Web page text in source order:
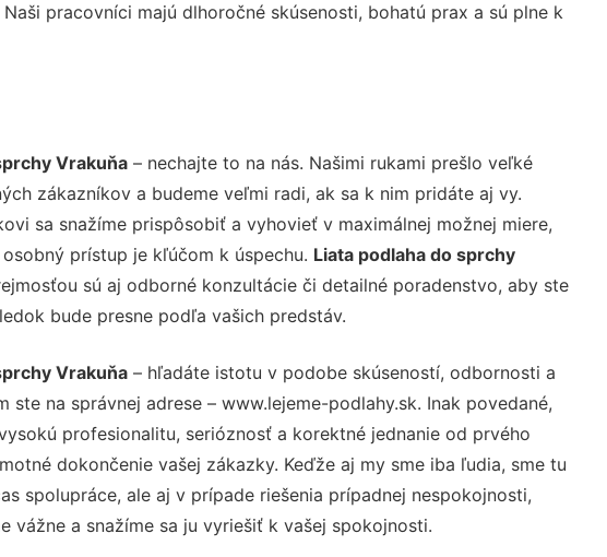
pracovníci majú dlhoročné skúsenosti, bohatú prax a sú plne k
Vrakuňa– nechajte to na nás. Našimi rukami prešlo veľké
zákazníkov a budeme veľmi radi, ak sa k nim pridáte aj vy.
sa snažíme prispôsobiť a vyhovieť v maximálnej možnej miere,
prístup je kľúčom k úspechu. Liata podlaha do sprchy
sú aj odborné konzultácie či detailné poradenstvo, aby ste
bude presne podľa vašich predstáv.
Vrakuňa– hľadáte istotu v podobe skúseností, odbornosti a
ste na správnej adrese – www.lejeme-podlahy.sk. Inak povedané,
profesionalitu, serióznosť a korektné jednanie od prvého
dokončenie vašej zákazky. Keďže aj my sme iba ľudia, sme tu
spolupráce, ale aj v prípade riešenia prípadnej nespokojnosti,
vážne a snažíme sa ju vyriešiť k vašej spokojnosti.